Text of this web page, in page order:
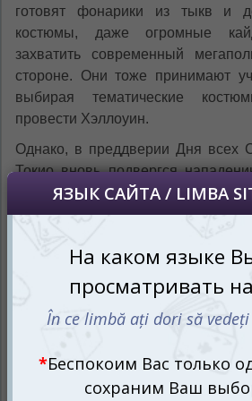
готовят фонарики из тыкв и
костюмы, даже огромные
захватить современный
стороне. Они тоже принимают
выбирая тематические
провести Хэллоуин.
Однако, в преддверии Дня всех
Токио вновь подвергся
востока, два колоссальных
разрушение, прокладывая
асфальте. Один из них
вместо головы с пылающими
другой, бесформенный и
доппельгангер, шествовал по
Новое дополнение
(Коллекция 1) (King of Tokyo: